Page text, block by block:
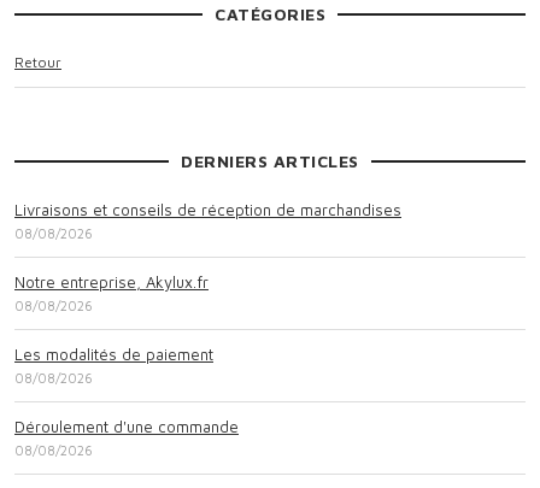
CATÉGORIES
Retour
DERNIERS ARTICLES
Livraisons et conseils de réception de marchandises
08/08/2026
Notre entreprise, Akylux.fr
08/08/2026
Les modalités de paiement
08/08/2026
Déroulement d'une commande
08/08/2026